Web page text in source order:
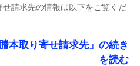
請求先の情報は以下をご覧くだ
本取り寄せ請求先」の続き
を読む